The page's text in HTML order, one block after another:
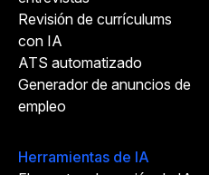
Revisión de currículums
con IA
ATS automatizado
Generador de anuncios de
empleo
Herramientas de IA